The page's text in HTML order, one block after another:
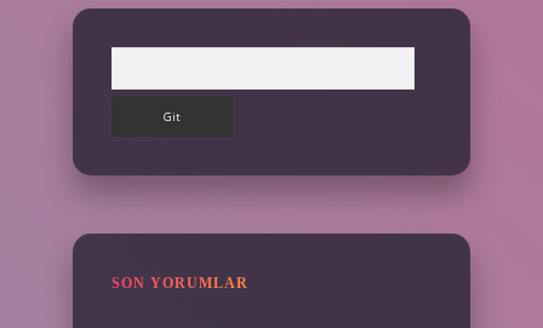
SON YORUMLAR